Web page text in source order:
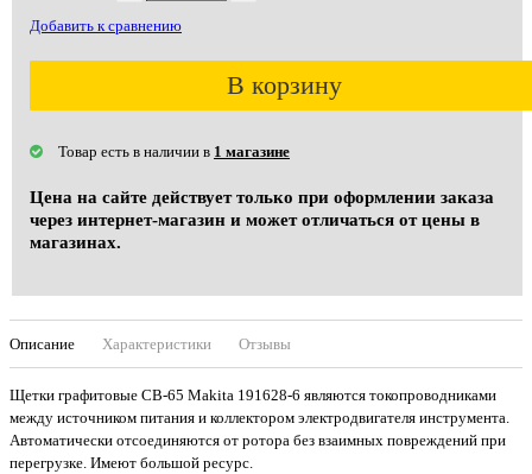
Добавить к сравнению
В корзину
Товар есть в наличии в 1 магазине
Цена на сайте действует только при оформлении заказа
через интернет-магазин и может отличаться от цены в
магазинах.
Описание Характеристики Отзывы
Щетки графитовые СВ-65 Makita 191628-6 являются токопроводниками
между источником питания и коллектором электродвигателя инструмента.
Автоматически отсоединяются от ротора без взаимных повреждений при
перегрузке. Имеют большой ресурс.